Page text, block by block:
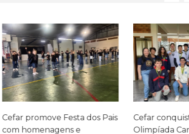
Festa dos Pais
e
Cefar conquista medalhas
Olimpíada Canguru de